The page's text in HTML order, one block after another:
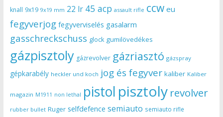
knall 9x19 9x19 mm 22 lr 45 acp assault rifle ccw eu
fegyverjog fegyverviselés gasalarm
gasschreckschuss glock gumilövedékes
gázpisztoly gázrevolver gázriasztó gázspray
gépkarabély heckler und koch jog és fegyver kaliber Kaliber
magazin M1911 non lethal pistol pisztoly revolver
rubber bullet Ruger selfdefence semiauto semiauto rifle